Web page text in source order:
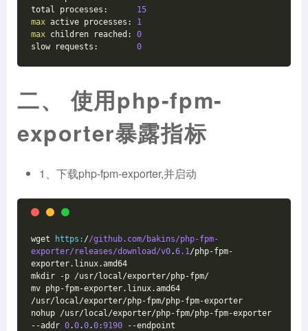
total processes: 15
max active processes: 1
max children reached: 0
slow requests: 0
二、 使用php-fpm-
exporter暴露指标
1、下载php-fpm-exporter,并启动
wget https: //github.com/bakins/php-fpm-
exporter/releases/download/v0.6.1/php-fpm-
exporter.linux.amd64
mkdir -p /usr/local/exporter/php-fpm/
mv php-fpm-exporter.linux.amd64
/usr/local/exporter/php-fpm/php-fpm-exporter
nohup /usr/local/exporter/php-fpm/php-fpm-exporter
--addr 0.0.0.0:9190